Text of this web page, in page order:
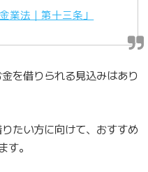
業法｜第十三条」
を借りられる見込みはあり
たい方に向けて、おすすめ
。